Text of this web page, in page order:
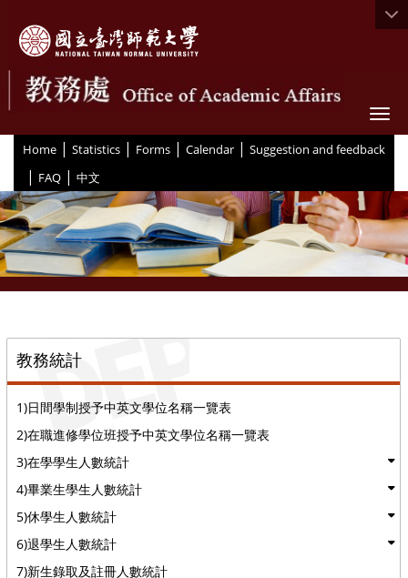
Home | Statistics | Forms | Calendar | Suggestion and feedback
| FAQ | 中文
教務統計
1)日間學制授予中英文學位名稱一覽表
2)在職進修學位班授予中英文學位名稱一覽表
3)在學學生人數統計
4)畢業生學生人數統計
5)休學生人數統計
6)退學生人數統計
7)新生錄取及註冊人數統計